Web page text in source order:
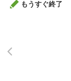
もうすぐ終了